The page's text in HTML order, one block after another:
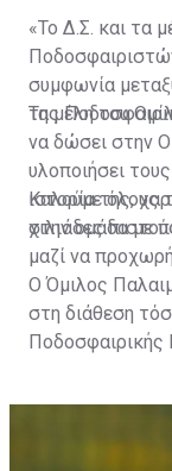
«Το Δ.Σ. και τα
συμφωνία
της
Τα μέλη του
να δώσει στην
υλοποιήσει
ιστορία της,
χιλιάδες
Καλούμε όλους
στην ομάδα με
μαζί να
Ο Όμιλος
στη διάθεση
Ποδοσφαιρικής